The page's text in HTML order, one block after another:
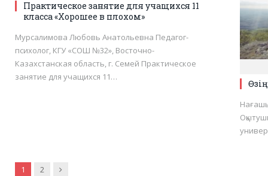
Практическое занятие для учащихся 11
класса «Хорошее в плохом»
Мурсалимова Любовь Анатольевна Педагог-
психолог, КГУ «СОШ №32», Восточно-
Казахстанская область, г. Семей Практическое
занятие для учащихся 11…
1 2 Next